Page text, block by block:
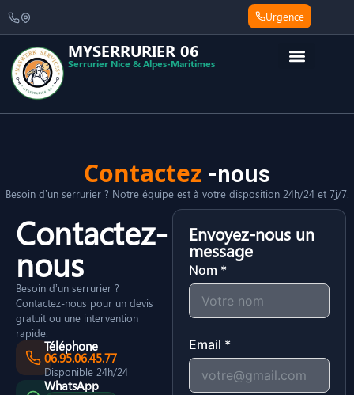
Urgence
MYSERRURIER 06
Serrurier Nice & Alpes-Maritimes
Contactez -nous
Besoin d’un serrurier ? Notre équipe est à votre disposition 24h/24 et 7j/7.
Contactez-
nous
Besoin d’un serrurier ?
Contactez-nous pour un devis
gratuit ou une intervention
rapide.
Téléphone
06.95.06.45.77
Disponible 24h/24
WhatsApp
Envoyez-nous un
message
Nom *
Email *